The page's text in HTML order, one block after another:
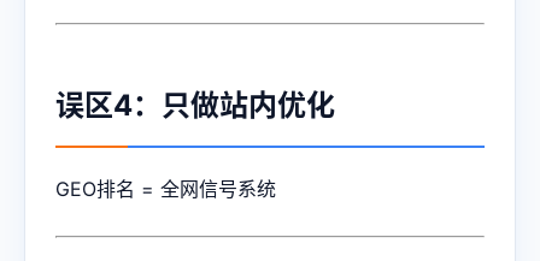
误区4：只做站内优化
GEO排名 = 全网信号系统